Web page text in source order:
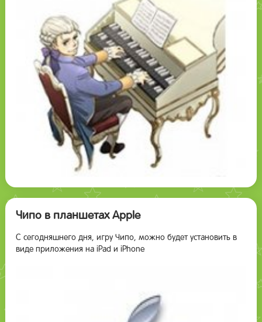
Чипо в планшетах Apple
C сегодняшнего дня, игру Чипо, можно будет установить в
виде приложения на iPad и iPhone